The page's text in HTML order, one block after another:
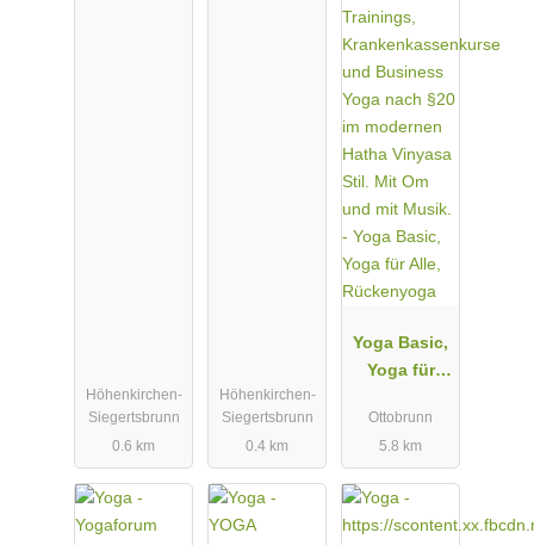
Höhenkirchen-
Siegertsbrunn
0.6 km
Höhenkirchen-
Siegertsbrunn
0.4 km
Yoga Basic,
Yoga für
Rückenyoga
Ottobrunn
5.8 km